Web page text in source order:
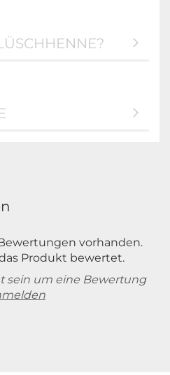
vorhanden.
Produkt bewertet.
sein um eine Bewertung